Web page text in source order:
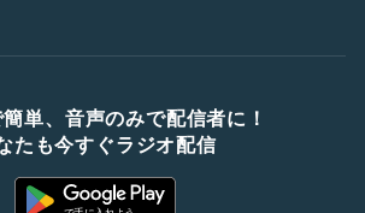
単、音声のみで配信者に！
たも今すぐラジオ配信